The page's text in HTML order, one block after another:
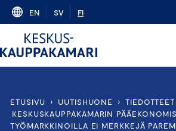
Skip
content
EN SV FI
ETUSIVU › UUTISHUONE › TIEDOTTEET
KESKUSKAUPPAKAMARIN
TYÖMARKKINOILLA EI MERKKEJÄ